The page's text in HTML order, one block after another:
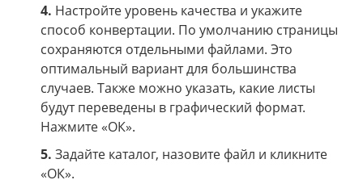
4. Настройте уровень качества и укажите
способ конвертации. По умолчанию страницы
сохраняются отдельными файлами. Это
оптимальный вариант для большинства
случаев. Также можно указать, какие листы
будут переведены в графический формат.
Нажмите «ОК».
5. Задайте каталог, назовите файл и кликните
«ОК».